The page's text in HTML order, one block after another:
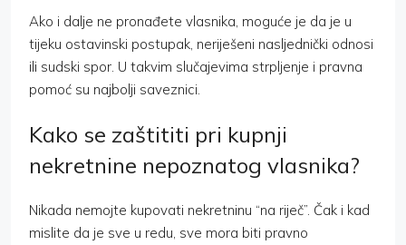
Ako i dalje ne pronađete vlasnika, moguće je da je u
tijeku ostavinski postupak, neriješeni nasljednički odnosi
ili sudski spor. U takvim slučajevima strpljenje i pravna
pomoć su najbolji saveznici.
Kako se zaštititi pri kupnji
nekretnine nepoznatog vlasnika?
Nikada nemojte kupovati nekretninu “na riječ”. Čak i kad
mislite da je sve u redu, sve mora biti pravno